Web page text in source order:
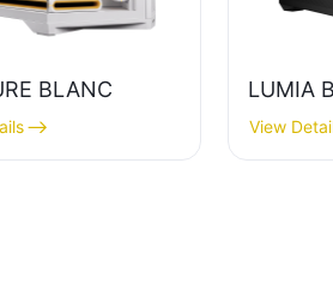
BLANC LUMIA
View